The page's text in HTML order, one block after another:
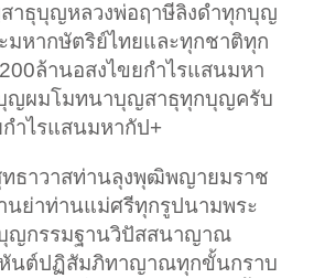
าธุบุญหลวงพ่อฤาษีลิงดำทุกบุญ
มหากษัตริย์ไทยและทุกชาติทุก
ล้านอสงไขยกำไรแสนมหา
ญผมโมทนาบุญสาธุทุกบุญครับ
ำไรแสนมหากัป+
ธาวาสท่านลุงพุฒิพญายมราช
นย่าท่านแม่ศรีทุกรูปนามพระ
ญกรรมฐานวิปัสสนาญาณ
นต์ปฏิสัมภิทาญาณทุกขั้นกราบ